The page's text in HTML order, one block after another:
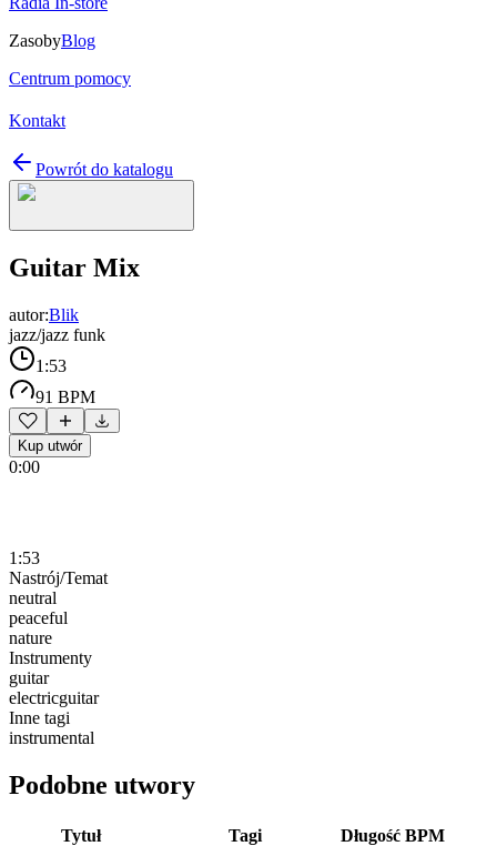
ZasobyBlog
Centrum pomocy
Kontakt
Powrót do katalogu
Guitar Mix
autor:Blik
jazz/jazz funk
1:53
91 BPM
Kup utwór
0:00
1:53
Nastrój/Temat
neutral
peaceful
nature
Instrumenty
guitar
electricguitar
Inne tagi
instrumental
Podobne utwory
Tytuł Tagi Długość BPM